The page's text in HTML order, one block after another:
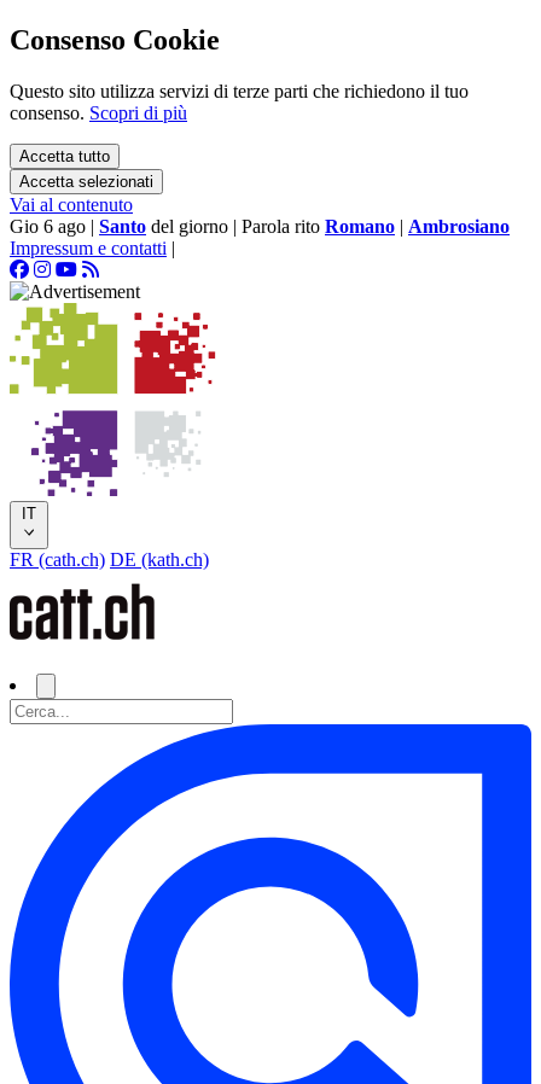
Consenso Cookie
Questo sito utilizza servizi di terze parti che richiedono il tuo
consenso. Scopri di più
Accetta tutto
Accetta selezionati
Vai al contenuto
Gio 6 ago | Santo del giorno | Parola rito Romano | Ambrosiano
Impressum e contatti |
IT
FR (cath.ch) DE (kath.ch)